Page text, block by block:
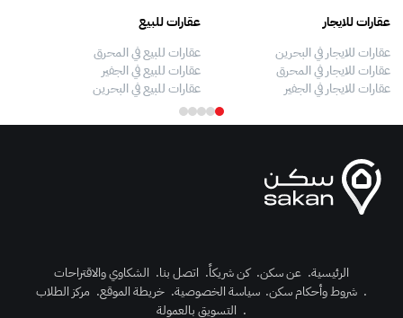
عقارات للايجار
عقارات للايجار في البحرين
عقارات للايجار في المحرق
عقارات للايجار في الجفير
عقارات للبيع
عقارات للبيع في المحرق
عقارات للبيع في الجفير
عقارات للبيع في البحرين
الرئيسية. عن سكن. كن شريكاً. اتصل بنا. الشكاوي والاقتراحات
. شروط وأحكام سكن. سياسة الخصوصية. خريطة الموقع. مركز الطلاب
. التسويق بالعمولة